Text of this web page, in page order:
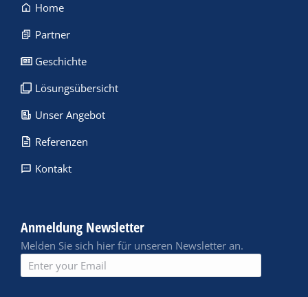
Home
Partner
Geschichte
Lösungsübersicht
Unser Angebot
Referenzen
Kontakt
Anmeldung Newsletter
Melden Sie sich hier für unseren Newsletter an.